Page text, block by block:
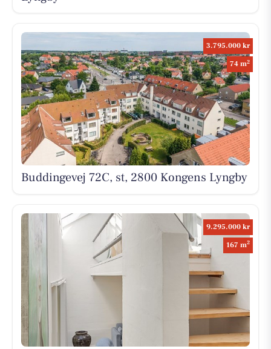
3.795.000 kr
74 m2
Buddingevej 72C, st, 2800 Kongens Lyngby
9.295.000 kr
167 m2